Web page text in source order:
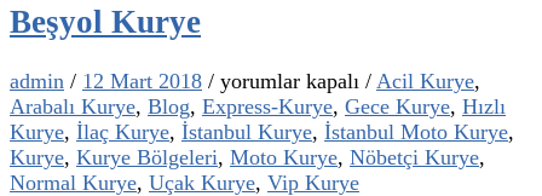
Beşyol Kurye
admin / 12 Mart 2018 / Beşyol
Kurye
için
yorumlar kapalı / Acil Kurye,
Arabalı Kurye, Blog, Express-Kurye, Gece Kurye, Hızlı
Kurye, İlaç Kurye, İstanbul Kurye, İstanbul Moto Kurye,
Kurye, Kurye Bölgeleri, Moto Kurye, Nöbetçi Kurye,
Normal Kurye, Uçak Kurye, Vip Kurye